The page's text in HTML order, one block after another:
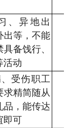
、异地出
出等，不能
具备饯行、
活动
、受伤职工
求精简随从
品 ， 能传达
即可